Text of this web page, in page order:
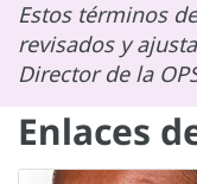
Estos términos
revisados y
Director de la
Enlaces